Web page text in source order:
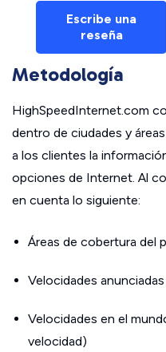
Escribe una
reseña
Metodología
HighSpeedInternet.com
dentro de ciudades y
a los clientes la
opciones de Internet. Al
en cuenta lo siguiente:
Áreas de cobertura del
Velocidades anunciadas
Velocidades en el
velocidad)